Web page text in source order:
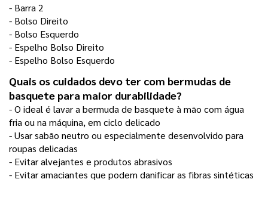
- Barra 2
- Bolso Direito
- Bolso Esquerdo
- Espelho Bolso Direito
- Espelho Bolso Esquerdo
Quais os cuidados devo ter com bermudas de
basquete para maior durabilidade?
- O ideal é lavar a bermuda de basquete à mão com água
fria ou na máquina, em ciclo delicado
- Usar sabão neutro ou especialmente desenvolvido para
roupas delicadas
- Evitar alvejantes e produtos abrasivos
- Evitar amaciantes que podem danificar as fibras sintéticas